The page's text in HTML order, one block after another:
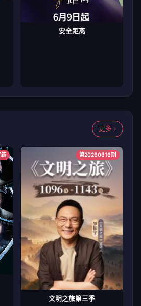
安全距离
更多 ›
结 第20260616期
文明之旅第三季